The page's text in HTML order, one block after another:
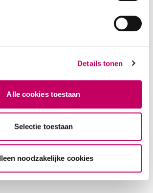
Details tonen
Alle cookies toestaan
Selectie toestaan
noodzakelijke cookies
22011023 lid Registerplein 461033542
Frans
- donderdag